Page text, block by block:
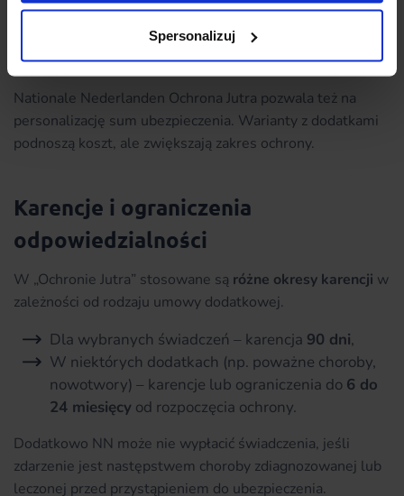
Spersonalizuj
Tabela 2. Ile kosztuje ubezpieczenie na życie Ochrona Jutra?
Szacunkowe wyliczenia nie stanowią oferty.
Nationale Nederlanden Ochrona Jutra pozwala też na
personalizację sum ubezpieczenia. Warianty z dodatkami
podnoszą koszt, ale zwiększają zakres ochrony.
Karencje i ograniczenia
odpowiedzialności
W „Ochronie Jutra” stosowane są różne okresy karencji w
zależności od rodzaju umowy dodatkowej.
Dla wybranych świadczeń – karencja 90 dni,
W niektórych dodatkach (np. poważne choroby,
nowotwory) – karencje lub ograniczenia do 6 do
24 miesięcy od rozpoczęcia ochrony.
Dodatkowo NN może nie wypłacić świadczenia, jeśli
zdarzenie jest następstwem choroby zdiagnozowanej lub
leczonej przed przystąpieniem do ubezpieczenia.